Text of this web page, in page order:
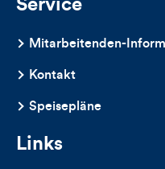
dieses
Artikels
Service
Mitarbeitenden-
Kontakt
Speisepläne
Links